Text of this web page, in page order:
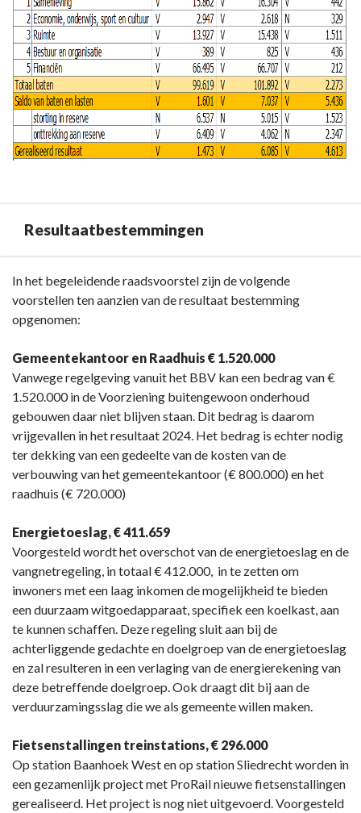
Resultaatbestemmingen
Terug
naar
navigatie
Algemeen
Resultaatbestemmingen
In het begeleidende raadsvoorstel zijn de volgende
voorstellen ten aanzien van de resultaat bestemming
opgenomen:
Gemeentekantoor en Raadhuis € 1.520.000
Vanwege regelgeving vanuit het BBV kan een bedrag van €
1.520.000 in de Voorziening buitengewoon onderhoud
gebouwen daar niet blijven staan. Dit bedrag is daarom
vrijgevallen in het resultaat 2024. Het bedrag is echter nodig
ter dekking van een gedeelte van de kosten van de
verbouwing van het gemeentekantoor (€ 800.000) en het
raadhuis (€ 720.000)
Energietoeslag, € 411.659
Voorgesteld wordt het overschot van de energietoeslag en de
vangnetregeling, in totaal € 412.000, in te zetten om
inwoners met een laag inkomen de mogelijkheid te bieden
een duurzaam witgoedapparaat, specifiek een koelkast, aan
te kunnen schaffen. Deze regeling sluit aan bij de
achterliggende gedachte en doelgroep van de energietoeslag
en zal resulteren in een verlaging van de energierekening van
deze betreffende doelgroep. Ook draagt dit bij aan de
verduurzamingsslag die we als gemeente willen maken.
Fietsenstallingen treinstations, € 296.000
Op station Baanhoek West en op station Sliedrecht worden in
een gezamenlijk project met ProRail nieuwe fietsenstallingen
gerealiseerd. Het project is nog niet uitgevoerd. Voorgesteld